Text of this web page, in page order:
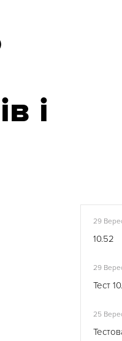
і
29
10.52
29
Тест
25